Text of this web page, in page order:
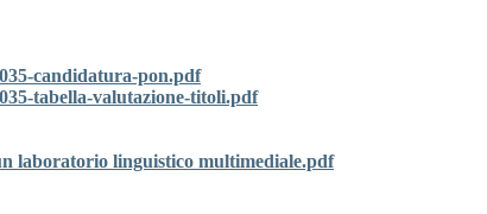
candidatura-pon.pdf
tabella-valutazione-titoli.pdf
laboratorio linguistico multimediale.pdf